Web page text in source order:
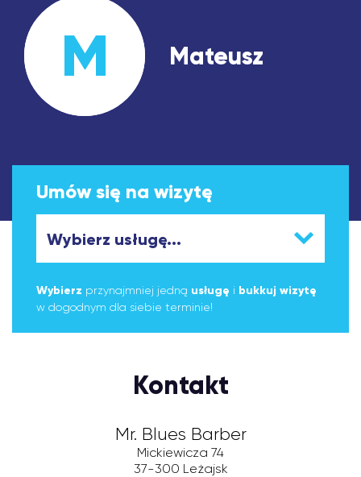
M Mateusz
Umów się na wizytę
Wybierz przynajmniej jedną usługę i bukkuj wizytę
w dogodnym dla siebie terminie!
Kontakt
Mr. Blues Barber
Mickiewicza 74
37-300 Leżajsk